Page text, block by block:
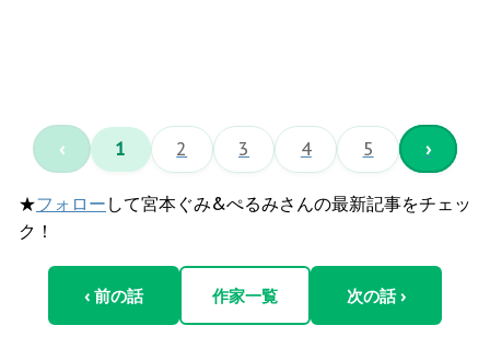
‹ 1 2 3 4 5 ›
★フォロー して宮本ぐみ&ぺるみさんの最新記事をチェッ
ク！
‹ 前の話 作家一覧 次の話 ›